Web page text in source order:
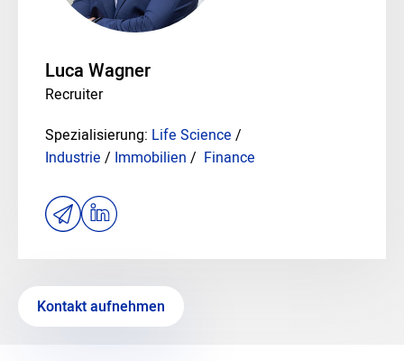
Luca Wagner
Recruiter
Spezialisierung: Life Science /
Industrie / Immobilien / Finance
Kontakt aufnehmen